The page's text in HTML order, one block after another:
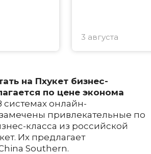
3 августа
на Пхукет бизнес-
по цене эконома
системах онлайн-
привлекательные по
класса из российской
Их предлагает
Southern.